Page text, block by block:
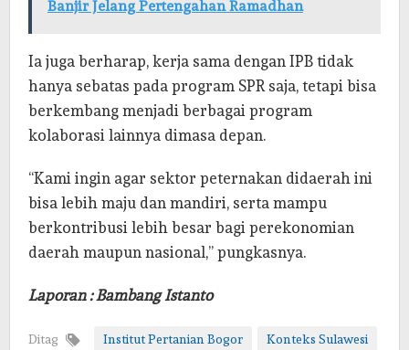
Banjir Jelang Pertengahan Ramadhan
Ia juga berharap, kerja sama dengan IPB tidak
hanya sebatas pada program SPR saja, tetapi bisa
berkembang menjadi berbagai program
kolaborasi lainnya dimasa depan.
“Kami ingin agar sektor peternakan didaerah ini
bisa lebih maju dan mandiri, serta mampu
berkontribusi lebih besar bagi perekonomian
daerah maupun nasional,” pungkasnya.
Laporan : Bambang Istanto
Ditag Institut Pertanian Bogor Konteks Sulawesi